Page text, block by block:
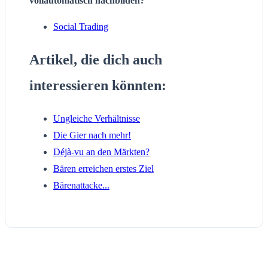
Social Trading
Artikel, die dich auch
interessieren könnten:
Ungleiche Verhältnisse
Die Gier nach mehr!
Déjà-vu an den Märkten?
Bären erreichen erstes Ziel
Bärenattacke...